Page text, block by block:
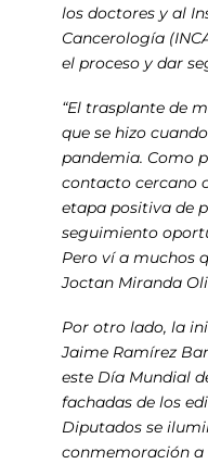
los doctores y al
Cancerología
el proceso y dar
“El trasplante de
que se hizo
pandemia. Como
contacto cercano
etapa positiva de
seguimiento
Pero ví a muchos
Joctan Miranda
Por otro lado, la
Jaime Ramírez
este Día Mundial
fachadas de los
Diputados se
conmemoración a